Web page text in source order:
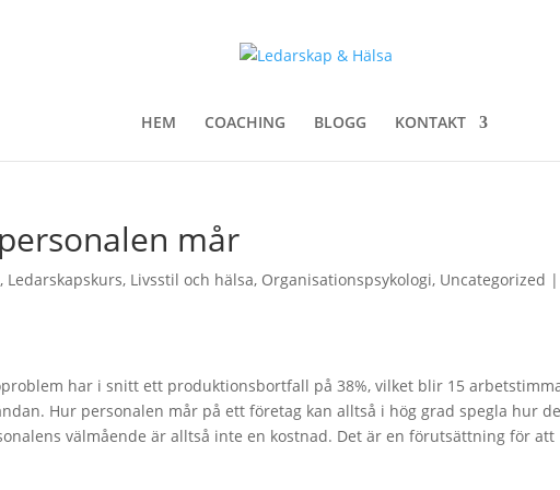
HEM COACHING BLOGG KONTAKT
mår
, Ledarskapskurs, Livsstil och hälsa, Organisationspsykologi, Uncategorized |
har i snitt ett produktionsbortfall på 38%, vilket blir 15
Hur personalen mår på ett företag kan alltså i hög grad spegla hur
välmående är alltså inte en kostnad. Det är en förutsättning för att